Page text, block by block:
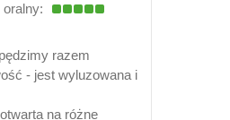
oralny:
razem
- jest wyluzowana i
na różne